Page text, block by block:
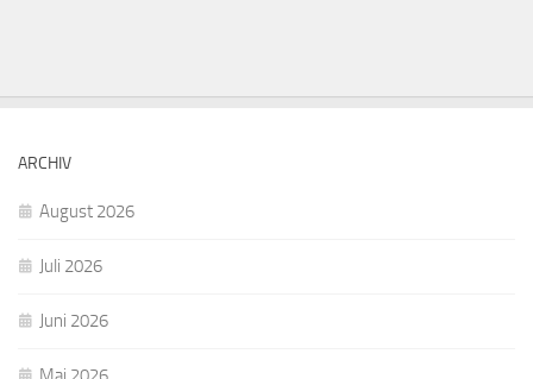
ARCHIV
August 2026
Juli 2026
Juni 2026